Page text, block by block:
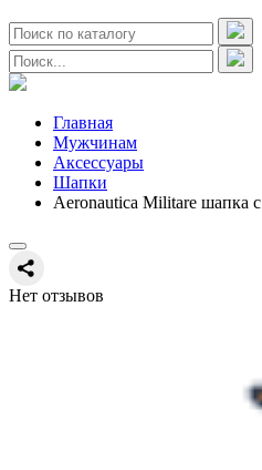
Главная
Мужчинам
Аксессуары
Шапки
Aeronautica Militare шапка
Нет отзывов